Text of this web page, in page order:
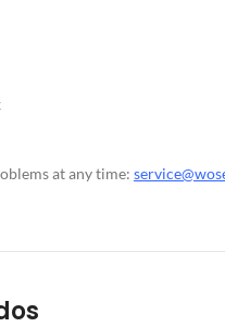
at any time: